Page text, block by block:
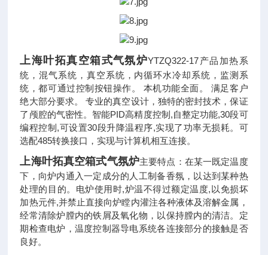
上海叶拓真空箱式气氛炉YTZQ322-17产品加热系
统，混气系统，真空系统，内循环水冷却系统，监测系
统，都可通过控制按钮操作。 本机功能全面。 满足客户
绝大部分要求。 专业的真空设计，独特的密封技术，保证
了颅腔的气密性。智能PID高精度控制,自整定功能,30段可
编程控制,可设置30段升降温程序,实现了功率无损耗。可
选配485转换接口，实现与计算机相互连接。
上海叶拓真空箱式气氛炉主要特点： 在某一既定温度
下，向炉内通入一定成分的人工制备香氛，以达到某种热
处理的目的。 电炉使用时,炉温不得过额定温度,以免损坏
加热元件,并禁止直接向炉瞠内灌注各种液体及溶解金属，
经常清除炉膛内的铁屑及氧化物，以保持膛内的清洁。定
期检查电炉，温度控制器导电系统各连接部分的接触是否
良好。